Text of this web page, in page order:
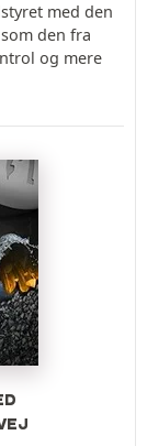
med den
den fra
og mere